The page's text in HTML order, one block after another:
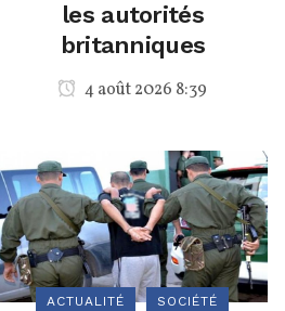
les autorités
britanniques
4 août 2026 8:39
ACTUALITÉ SOCIÉTÉ